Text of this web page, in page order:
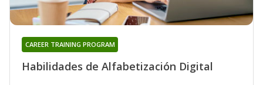
Habilidades de Alfabetización Digital
CAREER TRAINING PROGRAM